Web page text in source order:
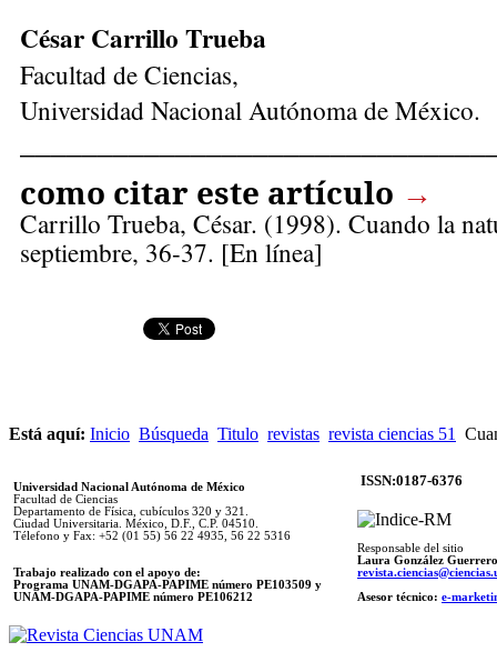
César Carrillo Trueba
Facultad de Ciencias,
Universidad Nacional Autónoma de México.
como citar este artículo →
Carrillo Trueba, César. (1998). Cuando la
septiembre, 36-37. [En línea]
Está aquí: Inicio Búsqueda Titulo revistas revista ciencias 51
Universidad Nacional Autónoma de México
Facultad de Ciencias
Departamento de Física, cubículos 320 y 321.
Ciudad Universitaria. México, D.F., C.P. 04510.
Télefono y Fax: +52 (01 55) 56 22 4935, 56 22 5316
Trabajo realizado con el apoyo de:
Programa UNAM-DGAPA-PAPIME número PE103509 y
UNAM-DGAPA-PAPIME número PE106212
ISSN:0187-6376
Responsable del sitio
Laura González Guerrero
Asesor técnico: e-